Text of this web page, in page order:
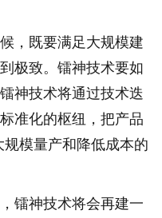
既要满足大规模建
极致。镭神技术要如
神技术将通过技术迭
准化的枢纽，把产品
模量产和降低成本的
神技术将会再建一